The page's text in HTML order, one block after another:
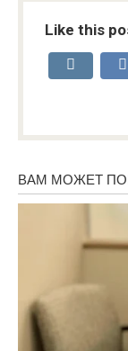
Like this